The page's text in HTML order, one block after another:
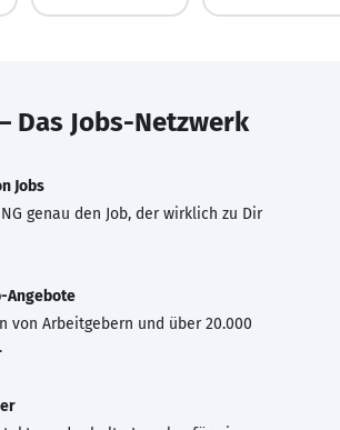
Das Jobs-Netzwerk
Jobs
genau den Job, der wirklich zu Dir
Angebote
von Arbeitgebern und über 20.000